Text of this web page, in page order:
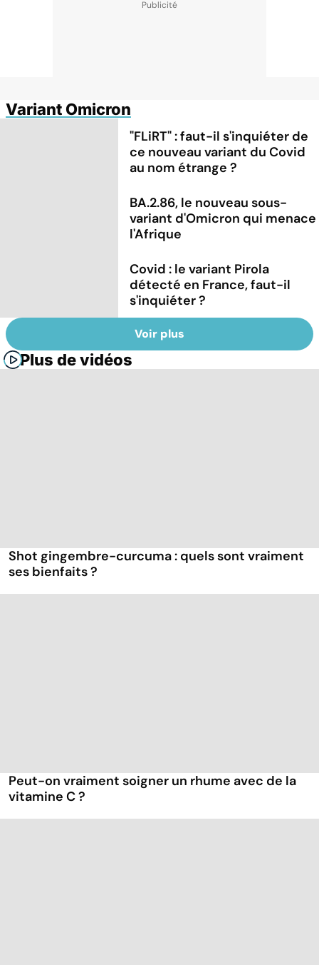
Variant Omicron
"FLiRT" : faut-il s'inquiéter de
ce nouveau variant du Covid
au nom étrange ?
BA.2.86, le nouveau sous-
variant d'Omicron qui menace
l'Afrique
Covid : le variant Pirola
détecté en France, faut-il
s'inquiéter ?
Voir plus
Plus de vidéos
Shot gingembre-curcuma : quels sont vraiment
ses bienfaits ?
Peut-on vraiment soigner un rhume avec de la
vitamine C ?